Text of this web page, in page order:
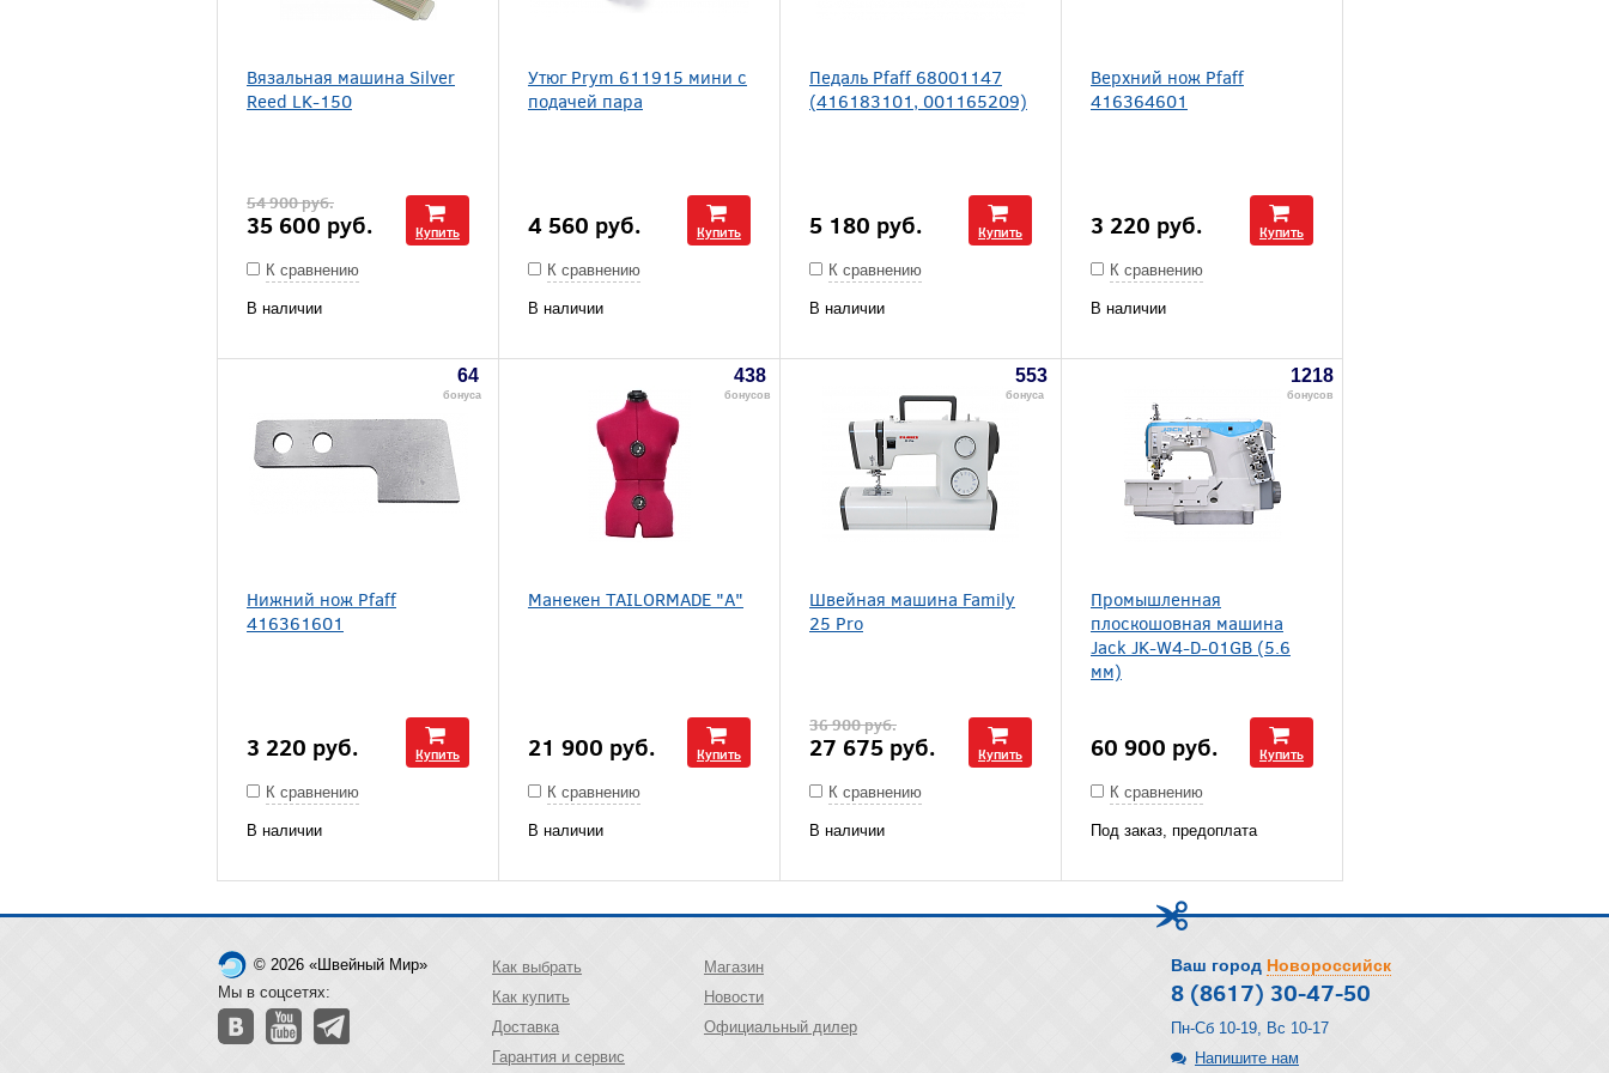
Вязальная машина Silver
Reed LK-150
54 900руб.
35 600 руб. Купить
К сравнению
В наличии
Утюг Prym 611915 мини с
подачей пара
4 560 руб. Купить
К сравнению
В наличии
Педаль Pfaff 68001147
(416183101, 001165209)
5 180 руб. Купить
К сравнению
В наличии
Верхний нож Pfaff
416364601
3 220 руб. Купить
К сравнению
В наличии
64
бонуса
Нижний нож Pfaff
416361601
3 220 руб. Купить
К сравнению
В наличии
438
бонусов
Манекен TAILORMADE "А"
21 900 руб. Купить
К сравнению
В наличии
553
бонуса
Швейная машина Family
25 Pro
36 900руб.
27 675 руб. Купить
К сравнению
В наличии
1218
бонусов
Промышленная
плоскошовная машина
Jack JK-W4-D-01GB (5.6
мм)
60 900 руб. Купить
К сравнению
Под заказ, предоплата
© 2026 «Швейный Мир»
Мы в соцсетях:
Как выбрать
Как купить
Доставка
Гарантия и сервис
Магазин
Новости
Официальный дилер
Ваш город Новороссийск
8 (8617) 30-47-50
Пн-Сб 10-19, Вс 10-17
Напишите нам